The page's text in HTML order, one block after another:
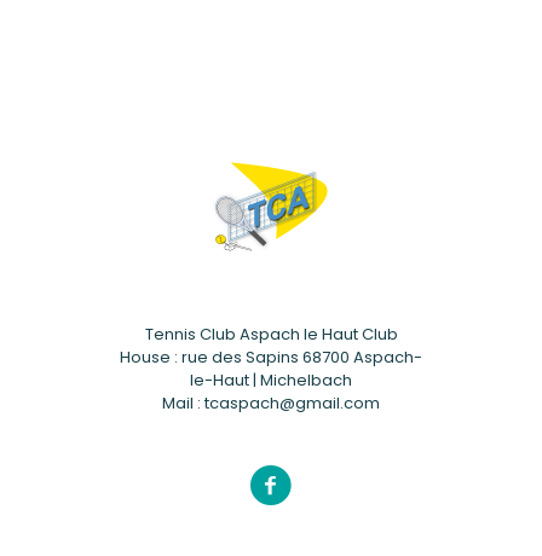
Tennis Club Aspach le Haut Club
House : rue des Sapins 68700 Aspach-
le-Haut | Michelbach
Mail : tcaspach@gmail.com